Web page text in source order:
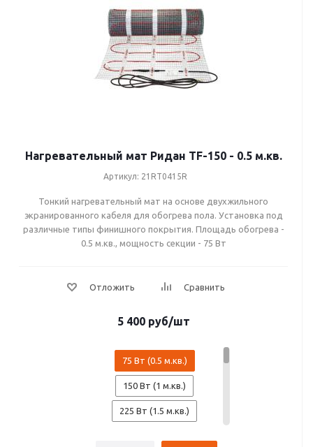
600 Вт (4 м2) 750 Вт (5 м2)
900 Вт (6 м2)
1050 Вт (7 м2)
1500 Вт (10 м2)
1800 Вт (12 м2)
2250 Вт (15 м2)
Нагревательный мат Ридан TF-150 - 0.5 м.кв.
Артикул: 21RT0415R
Тонкий нагревательный мат на основе двухжильного
экранированного кабеля для обогрева пола. Установка под
различные типы финишного покрытия. Площадь обогрева -
0.5 м.кв., мощность секции - 75 Вт
5 400 руб/шт
75 Вт (0.5 м.кв.)
150 Вт (1 м.кв.)
225 Вт (1.5 м.кв.)